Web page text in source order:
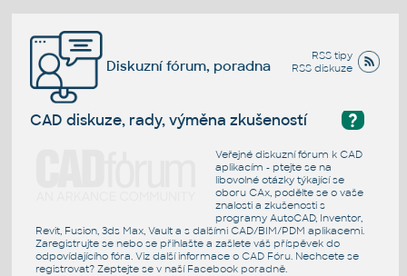
RSS tipy
RSS diskuze
Diskuzní fórum, poradna
?
CAD diskuze, rady, výměna zkušeností
Veřejné diskuzní fórum k CAD
aplikacím - ptejte se na
libovolné otázky týkající se
oboru CAx, podělte se o vaše
znalosti a zkušenosti s
programy AutoCAD, Inventor,
Revit, Fusion, 3ds Max, Vault a s dalšími CAD/BIM/PDM aplikacemi.
Zaregistrujte se nebo se přihlašte a zašlete váš příspěvek do
odpovídajícího fóra. Viz další informace o CAD Fóru. Nechcete se
registrovat? Zeptejte se v naší Facebook poradně.